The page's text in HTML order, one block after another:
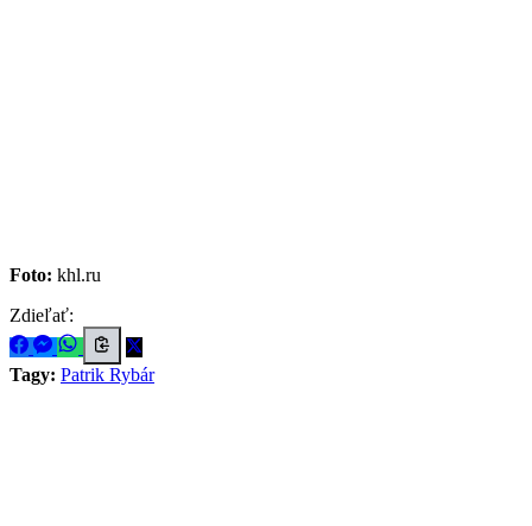
Foto: khl.ru
Zdieľať:
Tagy: Patrik Rybár